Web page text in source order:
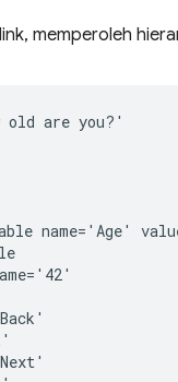
memperoleh
old are you?'
name='Age'